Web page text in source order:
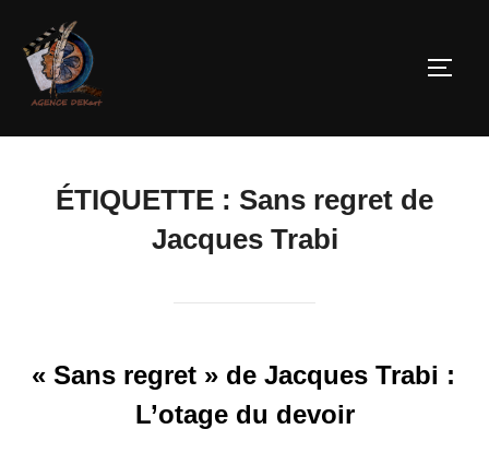
ÉTIQUETTE : Sans regret de
Jacques Trabi
« Sans regret » de Jacques Trabi :
L’otage du devoir